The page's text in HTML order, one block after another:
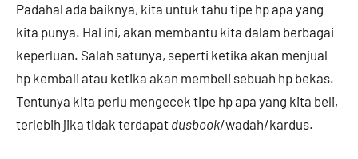
Padahal ada baiknya, kita untuk tahu tipe hp apa yang
kita punya. Hal ini, akan membantu kita dalam berbagai
keperluan. Salah satunya, seperti ketika akan menjual
hp kembali atau ketika akan membeli sebuah hp bekas.
Tentunya kita perlu mengecek tipe hp apa yang kita beli,
terlebih jika tidak terdapat dusbook/wadah/kardus.